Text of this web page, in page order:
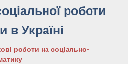
роботи
в Україні
роботи на соціально-